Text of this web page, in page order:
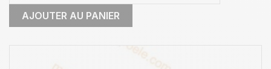
AJOUTER AU PANIER